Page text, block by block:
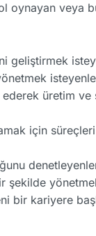
oynayan veya
geliştirmek
üretim ve
için
şekilde
bir kariyere